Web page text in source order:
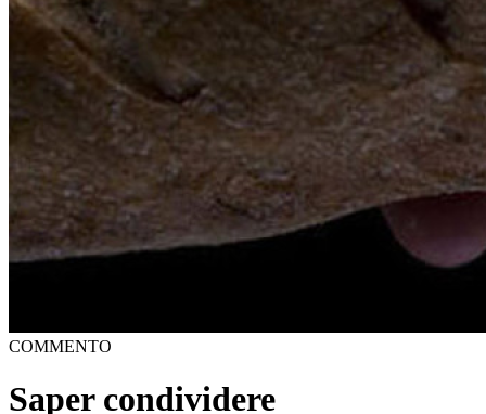
COMMENTO
Saper condividere